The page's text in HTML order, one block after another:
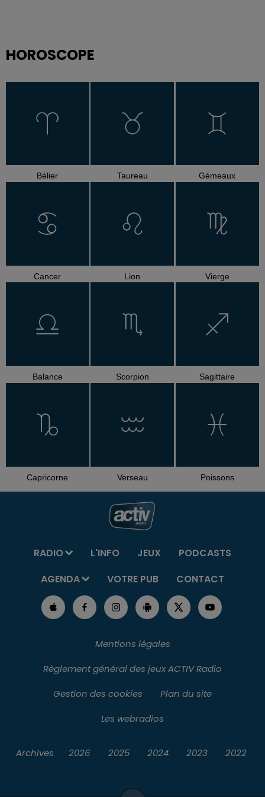
HOROSCOPE
Bélier Taureau Gémeaux
Cancer Lion Vierge
Balance Scorpion Sagittaire
Capricorne Verseau Poissons
RADIO L'INFO JEUX
PODCASTS
AGENDA
VOTRE PUB CONTACT
Mentions légales
Règlement général des jeux ACTIV Radio
Gestion des cookies
Plan du site
Les webradios
Archives 2026 2025 2024 2023 2022